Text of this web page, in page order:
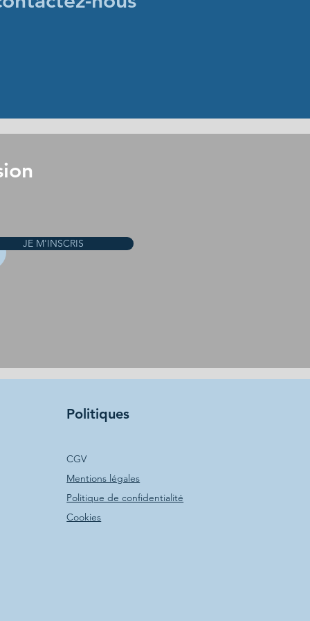
JE M'INSCRIS
Politiques
CGV
Mentions légales
Politique de confidentialité
Cookies